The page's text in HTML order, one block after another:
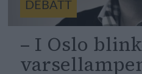
DEBATT
– I Oslo